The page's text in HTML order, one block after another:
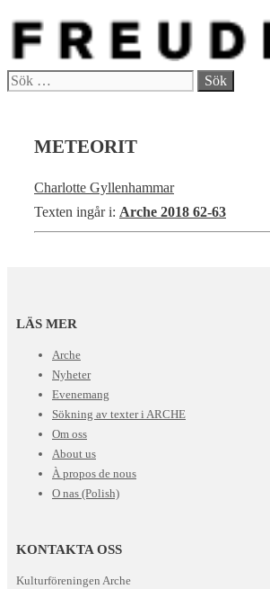
Hoppa
innehåll
Meny
Sök
METEORIT
Charlotte Gyllenhammar
Texten ingår i: Arche 2018 62-63
LÄS MER
Arche
Nyheter
Evenemang
Sökning av texter i ARCHE
Om oss
About us
À propos de nous
O nas (Polish)
KONTAKTA OSS
Kulturföreningen Arche